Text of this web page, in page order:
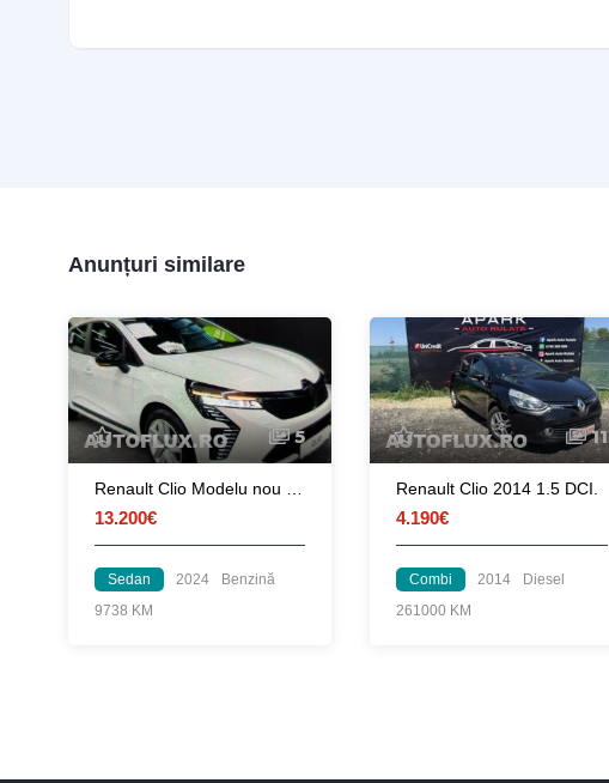
Anunțuri similare
5
Renault Clio Modelu nou 2024 garantie
13.200€
Sedan 2024
Benzină
9738 KM
11
Renault Clio 2014 1.5 DCI.
4.190€
Combi 2014
Diesel
261000 KM